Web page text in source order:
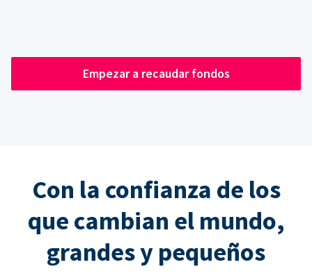
Empezar a recaudar fondos
Con la confianza de los
que cambian el mundo,
grandes y pequeños